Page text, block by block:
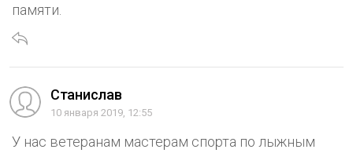
памяти.
Станислав
10 января 2019, 12:55
У нас ветеранам мастерам спорта по лыжным